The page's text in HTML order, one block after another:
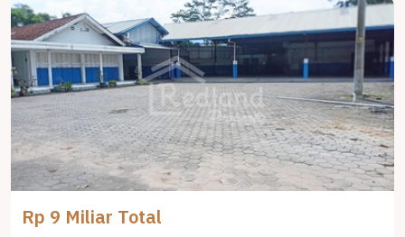
Rp 9 Miliar Total